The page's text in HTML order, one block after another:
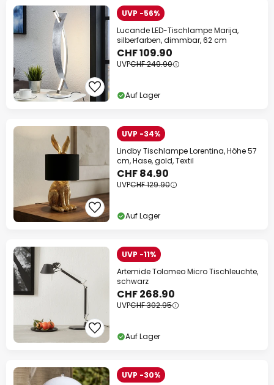
UVP -56%
Lucande LED-Tischlampe Marija,
silberfarben, dimmbar, 62 cm
CHF 109.90
UVPCHF 249.90
Auf Lager
UVP -34%
Lindby Tischlampe Lorentina, Höhe 57
cm, Hase, gold, Textil
CHF 84.90
UVPCHF 129.90
Auf Lager
UVP -11%
Artemide Tolomeo Micro Tischleuchte,
schwarz
CHF 268.90
UVPCHF 302.95
Auf Lager
UVP -30%